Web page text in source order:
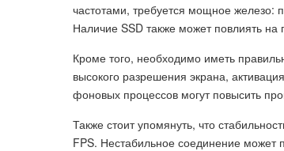
частотами, требуется мощное железо:
Наличие SSD также может повлиять
Кроме того, необходимо иметь
высокого разрешения экрана,
фоновых процессов могут повысить
Также стоит упомянуть, что
FPS. Нестабильное соединение может